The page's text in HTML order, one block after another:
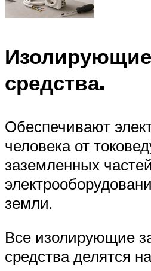
средства.
Обеспечивают
человека от
заземленных частей
земли.
Все изолирующие
средства делятся